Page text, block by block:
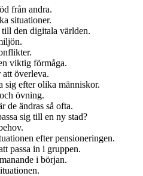
från andra.
situationer.
till den digitala världen.
viktig förmåga.
att överleva.
sig efter olika människor.
övning.
de ändras så ofta.
sig till en ny stad?
efter pensioneringen.
passa in i gruppen.
i början.